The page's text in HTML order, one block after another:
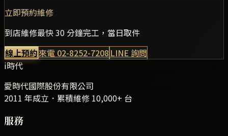
立即預約維修
到店維修最快 30 分鐘完工，當日取件
線上預約來電 02-8252-7208 LINE 詢問
i時代
愛時代國際股份有限公司
2011 年成立．累積維修 10,000+ 台
服務